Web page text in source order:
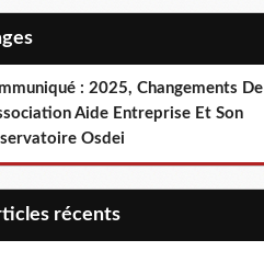
: 2025, Changements De
Aide Entreprise Et Son
Osdei
récents